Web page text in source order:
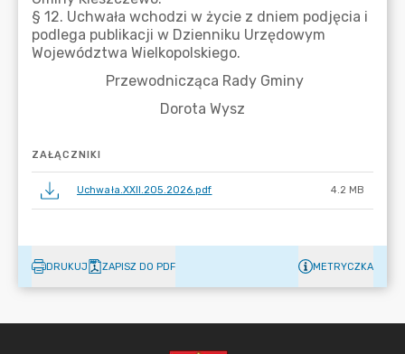
ZAŁĄCZNIKI
Uchwała.XXII.205.2026.pdf 4.2 MB
DRUKUJ ZAPISZ DO PDF METRYCZKA